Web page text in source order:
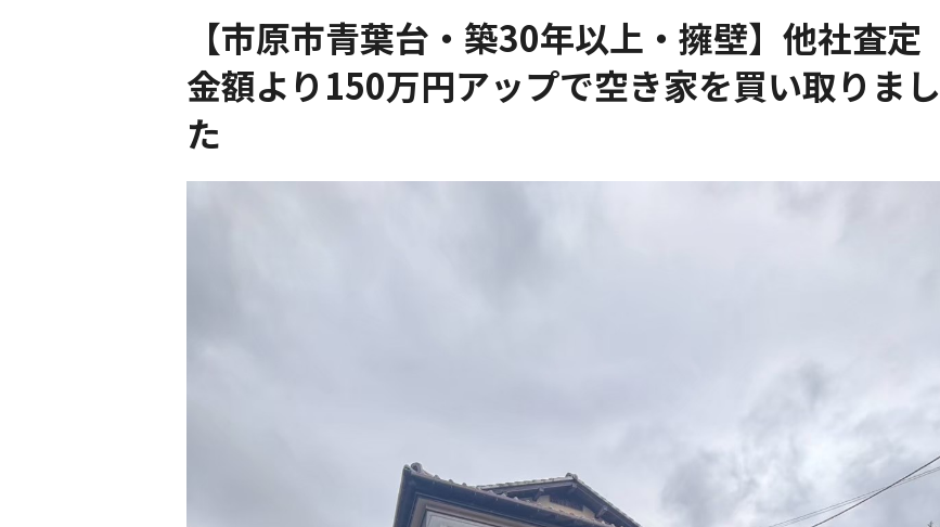
【市原市青葉台・築30年以上・擁壁】他社査定
金額より150万円アップで空き家を買い取りまし
た